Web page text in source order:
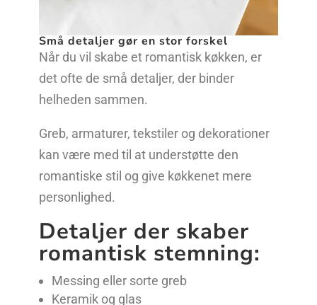
Små detaljer gør en stor forskel
Når du vil skabe et romantisk køkken, er
det ofte de små detaljer, der binder
helheden sammen.
Greb, armaturer, tekstiler og dekorationer
kan være med til at understøtte den
romantiske stil og give køkkenet mere
personlighed.
Detaljer der skaber
romantisk stemning:
Messing eller sorte greb
Keramik og glas